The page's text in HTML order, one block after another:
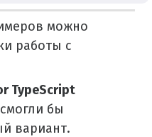
можно
работы с
TypeScript
бы
вариант.